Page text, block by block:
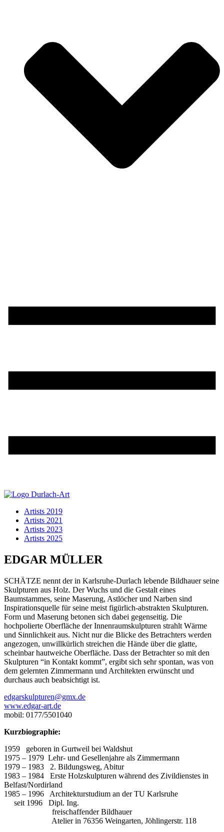
Artists 2019
Artists 2021
Artists 2023
Artists 2025
EDGAR MÜLLER
SCHÄTZE nennt der in Karlsruhe-Durlach lebende Bildhauer seine
Skulpturen aus Holz. Der Wuchs und die Gestalt eines
Baumstammes, seine Maserung, Astlöcher und Narben sind
Inspirationsquelle für seine meist figürlich-abstrakten Skulpturen.
Form und Maserung betonen sich dabei gegenseitig. Die
hochpolierte Oberfläche der Innenraumskulpturen strahlt Wärme
und Sinnlichkeit aus. Nicht nur die Blicke des Betrachters werden
angezogen, unwillkürlich streichen die Hände über die glatte,
scheinbar hautweiche Oberfläche. Dass der Betrachter so mit den
Skulpturen “in Kontakt kommt”, ergibt sich sehr spontan, was von
dem gelernten Zimmermann und Architekten erwünscht und
durchaus auch beabsichtigt ist.
edgarskulpturen@gmx.de
www.edgar-art.de
mobil: 0177/5501040
Kurzbiographie:
1959 geboren in Gurtweil bei Waldshut
1975 – 1979 Lehr- und Gesellenjahre als Zimmermann
1979 – 1983 2. Bildungsweg, Abitur
1983 – 1984 Erste Holzskulpturen während des Zivildienstes in
Belfast/Nordirland
1985 – 1996 Architekturstudium an der TU Karlsruhe
seit 1996 Dipl. Ing.
freischaffender Bildhauer
Atelier in 76356 Weingarten, Jöhlingerstr. 118